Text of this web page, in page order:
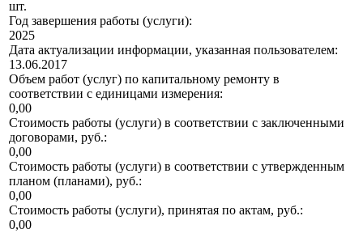
шт.
Год завершения работы (услуги):
2025
Дата актуализации информации, указанная пользователем:
13.06.2017
Объем работ (услуг) по капитальному ремонту в
соответствии с единицами измерения:
0,00
Стоимость работы (услуги) в соответствии с заключенными
договорами, руб.:
0,00
Стоимость работы (услуги) в соответствии с утвержденным
планом (планами), руб.:
0,00
Стоимость работы (услуги), принятая по актам, руб.:
0,00